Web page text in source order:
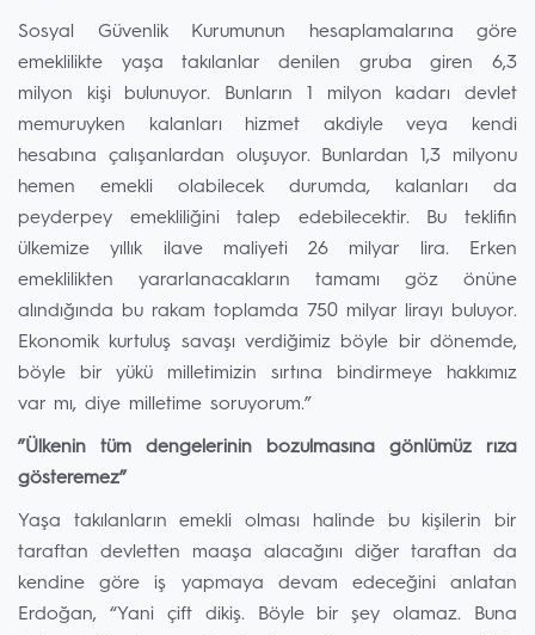
Sosyal Güvenlik Kurumunun hesaplamalarına göre
emeklilikte yaşa takılanlar denilen gruba giren 6,3
milyon kişi bulunuyor. Bunların 1 milyon kadarı devlet
memuruyken kalanları hizmet akdiyle veya kendi
hesabına çalışanlardan oluşuyor. Bunlardan 1,3 milyonu
hemen emekli olabilecek durumda, kalanları da
peyderpey emekliliğini talep edebilecektir. Bu teklifin
ülkemize yıllık ilave maliyeti 26 milyar lira. Erken
emeklilikten yararlanacakların tamamı göz önüne
alındığında bu rakam toplamda 750 milyar lirayı buluyor.
Ekonomik kurtuluş savaşı verdiğimiz böyle bir dönemde,
böyle bir yükü milletimizin sırtına bindirmeye hakkımız
var mı, diye milletime soruyorum.”
”Ülkenin tüm dengelerinin bozulmasına gönlümüz rıza
gösteremez”
Yaşa takılanların emekli olması halinde bu kişilerin bir
taraftan devletten maaşa alacağını diğer taraftan da
kendine göre iş yapmaya devam edeceğini anlatan
Erdoğan, “Yani çift dikiş. Böyle bir şey olamaz. Buna